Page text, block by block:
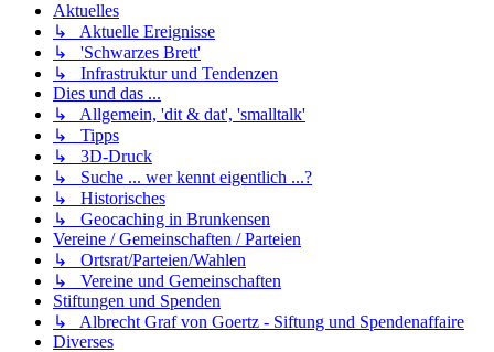
Aktuelles
↳ Aktuelle Ereignisse
↳ 'Schwarzes Brett'
↳ Infrastruktur und Tendenzen
Dies und das ...
↳ Allgemein, 'dit & dat', 'smalltalk'
↳ Tipps
↳ 3D-Druck
↳ Suche ... wer kennt eigentlich ...?
↳ Historisches
↳ Geocaching in Brunkensen
Vereine / Gemeinschaften / Parteien
↳ Ortsrat/Parteien/Wahlen
↳ Vereine und Gemeinschaften
Stiftungen und Spenden
↳ Albrecht Graf von Goertz - Siftung und Spendenaffaire
Diverses